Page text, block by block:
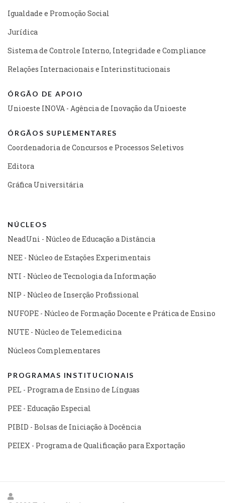
Igualdade e Promoção Social
Jurídica
Sistema de Controle Interno, Integridade e Compliance
Relações Internacionais e Interinstitucionais
ÓRGÃO DE APOIO
Unioeste INOVA - Agência de Inovação da Unioeste
ÓRGÃOS SUPLEMENTARES
Coordenadoria de Concursos e Processos Seletivos
Editora
Gráfica Universitária
NÚCLEOS
NeadUni - Núcleo de Educação a Distância
NEE - Núcleo de Estações Experimentais
NTI - Núcleo de Tecnologia da Informação
NIP - Núcleo de Inserção Profissional
NUFOPE - Núcleo de Formação Docente e Prática de Ensino
NUTE - Núcleo de Telemedicina
Núcleos Complementares
PROGRAMAS INSTITUCIONAIS
PEL - Programa de Ensino de Línguas
PEE - Educação Especial
PIBID - Bolsas de Iniciação à Docência
PEIEX - Programa de Qualificação para Exportação